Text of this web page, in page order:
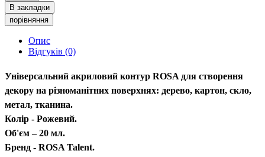
В закладки
порівняння
Опис
Відгуків (0)
Універсальний акриловий контур ROSA для створення
декору на різноманітних поверхнях: дерево, картон, скло,
метал, тканина.
Колір - Рожевий.
Об'єм – 20 мл.
Бренд - ROSA Talent.